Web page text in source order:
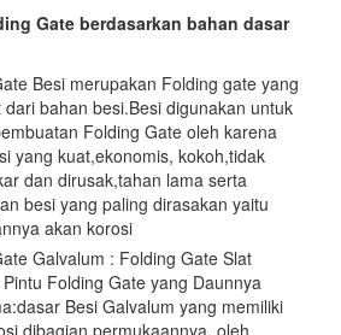
Gate berdasarkan bahan dasar
Besi merupakan Folding gate yang
bahan besi.Besi digunakan untuk
Folding Gate oleh karena
yang kuat,ekonomis, kokoh,tidak
dan dirusak,tahan lama serta
besi yang paling dirasakan yaitu
akan korosi
Galvalum : Folding Gate Slat
Folding Gate yang Daunnya
Besi Galvalum yang memiliki
dibagian permukaannya, oleh